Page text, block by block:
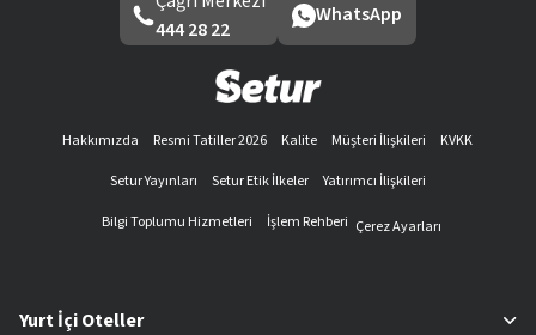
444 28 22
WhatsApp
Hakkımızda Resmi Tatiller 2026 Kalite Müşteri İlişkileri
KVKK
Setur Yayınları
Setur Etik İlkeler
Yatırımcı İlişkileri
Bilgi Toplumu Hizmetleri
İşlem Rehberi Çerez Ayarları
Yurt İçi Oteller